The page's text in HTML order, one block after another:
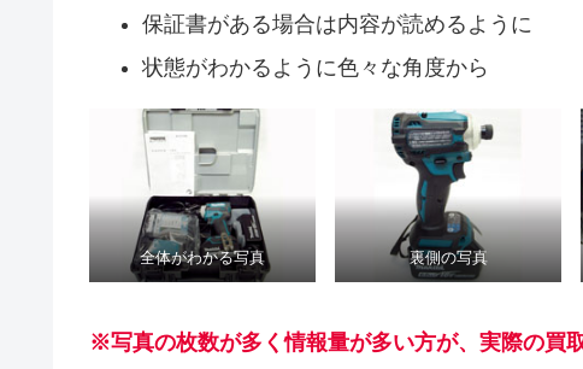
保証書がある場合は内容が読めるように
状態がわかるように色々な角度から
全体がわかる写真 裏側の写真
※写真の枚数が多く情報量が多い方が、実際の買